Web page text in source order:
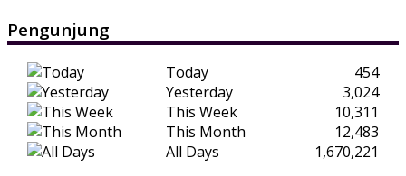
Pengunjung
Today
454
Yesterday
3,024
This Week
10,311
This Month
12,483
All Days
1,670,221